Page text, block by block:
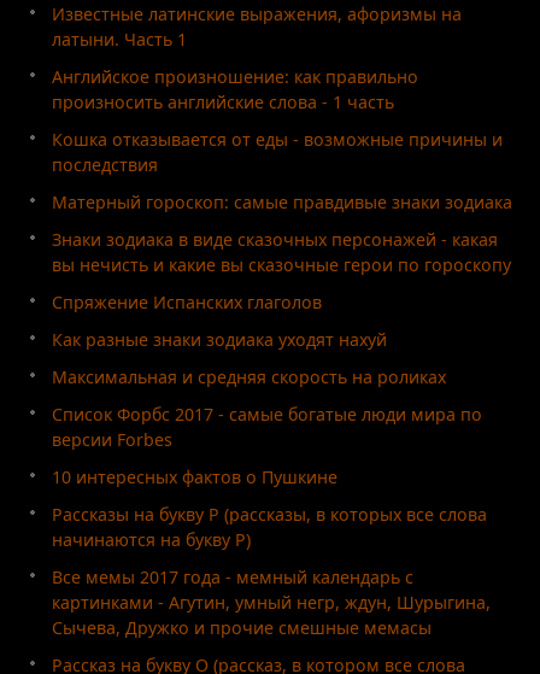
Известные латинские выражения, афоризмы на
латыни. Часть 1
Английское произношение: как правильно
произносить английские слова - 1 часть
Кошка отказывается от еды - возможные причины и
последствия
Матерный гороскоп: самые правдивые знаки зодиака
Знаки зодиака в виде сказочных персонажей - какая
вы нечисть и какие вы сказочные герои по гороскопу
Спряжение Испанских глаголов
Как разные знаки зодиака уходят нахуй
Максимальная и средняя скорость на роликах
Список Форбс 2017 - самые богатые люди мира по
версии Forbes
10 интересных фактов о Пушкине
Рассказы на букву Р (рассказы, в которых все слова
начинаются на букву Р)
Все мемы 2017 года - мемный календарь с
картинками - Агутин, умный негр, ждун, Шурыгина,
Сычева, Дружко и прочие смешные мемасы
Рассказ на букву О (рассказ, в котором все слова